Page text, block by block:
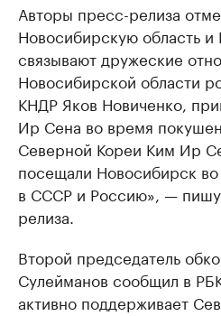
Авторы пресс-релиза
Новосибирскую область
связывают дружеские
Новосибирской области
КНДР Яков Новиченко,
Ир Сена во время
Северной Кореи Ким Ир
посещали Новосибирск
в СССР и Россию», —
релиза.
Второй председатель
Сулейманов сообщил в
активно поддерживает